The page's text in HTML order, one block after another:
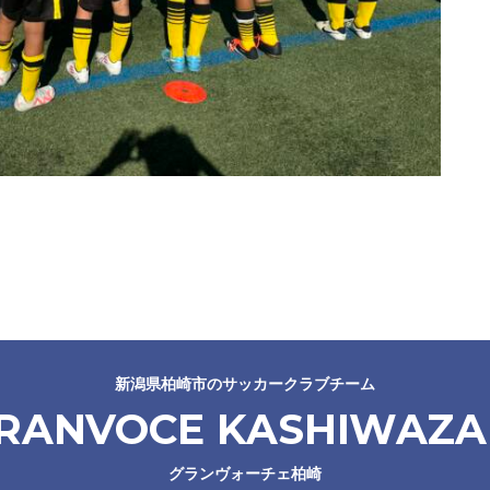
新潟県柏崎市のサッカークラブチーム
グランヴォーチェ柏崎